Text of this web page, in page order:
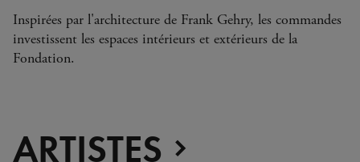
Inspirées par l'architecture de Frank Gehry, les commandes
investissent les espaces intérieurs et extérieurs de la
Fondation.
ARTISTES